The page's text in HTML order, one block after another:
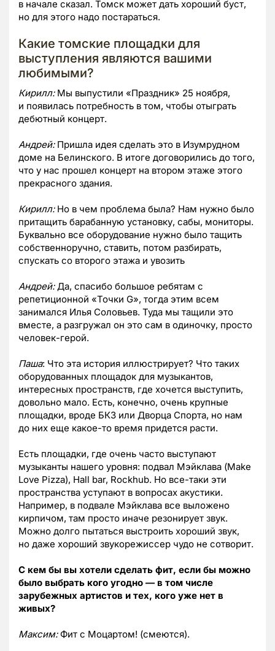
в начале сказал. Томск может дать хороший буст,
но для этого надо постараться.
Какие томские площадки для
выступления являются вашими
любимыми?
Кирилл:Мы выпустили «Праздник» 25 ноября,
и появилась потребность в том, чтобы отыграть
дебютный концерт.
Андрей:Пришла идея сделать это в Изумрудном
доме на Белинского. В итоге договорились до того,
что у нас прошел концерт на втором этаже этого
прекрасного здания.
Кирилл:Но в чем проблема была? Нам нужно было
притащить барабанную установку, сабы, мониторы.
Буквально все оборудование нужно было тащить
собственноручно, ставить, потом разбирать,
спускать со второго этажа и увозить
Андрей:Да, спасибо большое ребятам с
репетиционной «Точки G», тогда этим всем
занимался Илья Соловьев. Туда мы тащили это
вместе, а разгружал он это сам в одиночку, просто
человек-герой.
Паша: Что эта история иллюстрирует? Что таких
оборудованных площадок для музыкантов,
интересных пространств, где хочется выступить,
довольно мало. Есть, конечно, очень крупные
площадки, вроде БКЗ или Дворца Спорта, но нам
до них еще какое-то время придется расти.
Есть площадки, где очень часто выступают
музыканты нашего уровня: подвал Мэйклава (Make
Love Pizza), Hall bar, Rockhub. Но все-таки эти
пространства уступают в вопросах акустики.
Например, в подвале Мэйклава все выложено
кирпичом, там просто иначе резонирует звук.
Можно долго пытаться выстроить хороший звук,
но даже хороший звукорежиссер чудо не сотворит.
С кем бы вы хотели сделать фит, если бы можно
было выбрать кого угодно — в том числе
зарубежных артистов и тех, кого уже нет в
живых?
Максим:Фит с Моцартом! (смеются).